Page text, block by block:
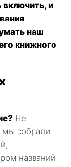
и
наш
книжного
Не
мы собрали
названий